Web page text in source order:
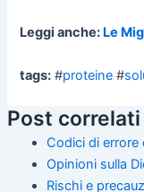
Leggi anche: Le
tags: #proteine #
Post correlati
Codici di errore
Opinioni sulla
Rischi e